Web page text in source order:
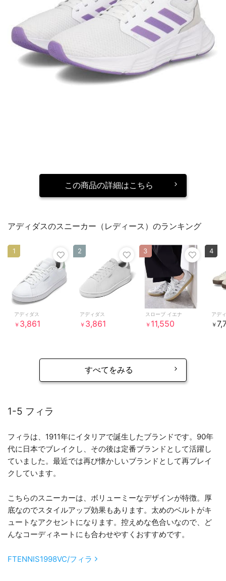
この商品の詳細はこちら
アディダスのスニーカー（レディース）のランキング
アディダス
￥ 3,861
1
アディダス
￥ 3,861
2
スローブ イエナ
￥ 11,550
3
アデ
￥
4
すべてをみる
1-5 フィラ
フィラは、1911年にイタリアで誕生したブランドです。90年
代に日本でブレイクし、その後は定番ブランドとして活躍し
ていました。最近では再び懐かしいブランドとして再ブレイ
クしています。
こちらのスニーカーは、ボリューミーなデザインが特徴。厚
底なのでスタイルアップ効果もあります。太めのベルトがキ
ュートなアクセントになります。控えめな色合いなので、ど
んなコーディネートにも合わせやすくおすすめです。
FTENNIS1998VC/フィラ